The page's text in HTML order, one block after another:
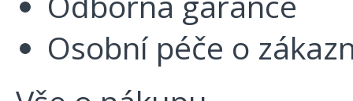
Osobní péče o